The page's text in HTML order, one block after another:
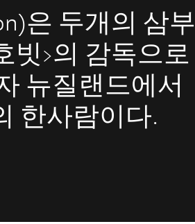
은 두개의 삼부
빗>의 감독으로
뉴질랜드에서
한사람이다.